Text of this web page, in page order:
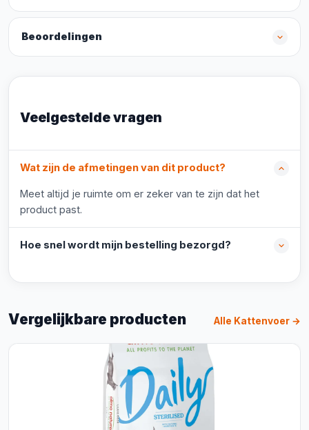
Beoordelingen
Veelgestelde vragen
Wat zijn de afmetingen van dit product?
Meet altijd je ruimte om er zeker van te zijn dat het
product past.
Hoe snel wordt mijn bestelling bezorgd?
Vergelijkbare producten Alle Kattenvoer →